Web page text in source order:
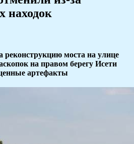
находок
реконструкцию моста на улице
на правом берегу Исети
артефакты